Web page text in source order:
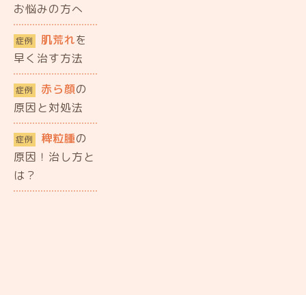
お悩みの方へ
症例 肌荒れを
早く治す方法
症例 赤ら顔の
原因と対処法
症例 稗粒腫の
原因！治し方と
は？